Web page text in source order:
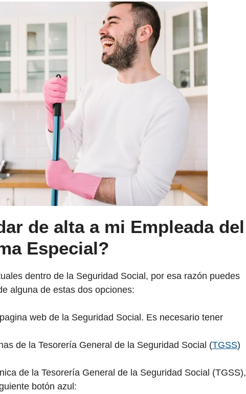
de alta a mi Empleada del
Especial?
dentro de la Seguridad Social, por esa razón puedes
alguna de estas dos opciones:
web de la Seguridad Social. Es necesario tener
de la Tesorería General de la Seguridad Social (TGSS)
de la Tesorería General de la Seguridad Social (TGSS),
botón azul: